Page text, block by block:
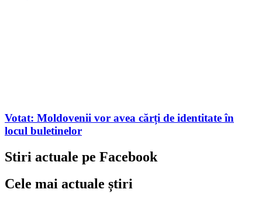
Votat: Moldovenii vor avea cărți de identitate în
locul buletinelor
Stiri actuale pe Facebook
Cele mai actuale știri